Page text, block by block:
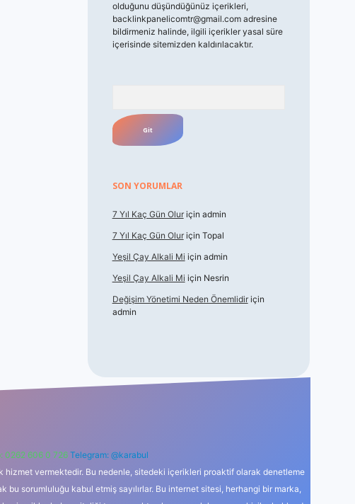
olduğunu düşündüğünüz içerikleri,
backlinkpanelicomtr@gmail.comadresine
bildirmeniz halinde, ilgili içerikler yasal süre
içerisinde sitemizden kaldırılacaktır.
SON YORUMLAR
7 Yıl Kaç Gün Oluriçin admin
7 Yıl Kaç Gün Oluriçin Topal
Yeşil Çay Alkali Mi için admin
Yeşil Çay Alkali Mi için Nesrin
Değişim Yönetimi Neden Önemlidiriçin
admin
0262 606 0 726 Telegram: @karabul
hizmet vermektedir. Bu nedenle, sitedeki içerikleri proaktif olarak denetleme
sorumluluğu kabul etmiş sayılırlar. Bu internet sitesi, herhangi bir marka,